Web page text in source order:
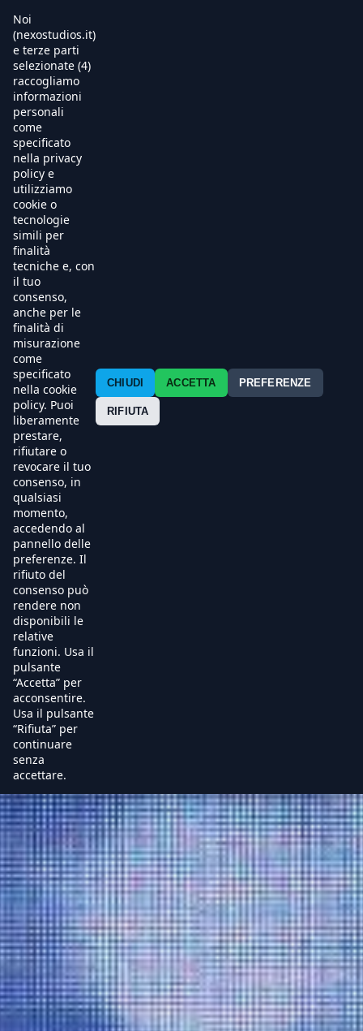
Contatti
Noi
(nexostudios.it)
e terze parti
selezionate (4)
raccogliamo
informazioni
personali
come
specificato
nella privacy
policy e
utilizziamo
cookie o
tecnologie
simili per
finalità
tecniche e, con
il tuo
consenso,
anche per le
finalità di
misurazione
come
specificato
nella cookie
policy. Puoi
liberamente
prestare,
rifiutare o
revocare il tuo
consenso, in
qualsiasi
momento,
accedendo al
pannello delle
preferenze. Il
rifiuto del
consenso può
rendere non
disponibili le
relative
funzioni. Usa il
pulsante
“Accetta” per
acconsentire.
Usa il pulsante
“Rifiuta” per
continuare
senza
accettare.
CHIUDI ACCETTA PREFERENZE
RIFIUTA